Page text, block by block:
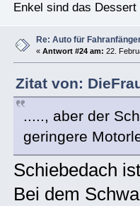
Enkel sind das Dessert
Re: Auto für
« Antwort #24 am: 22.
Zitat von:
....., aber der
geringere
Schiebedach
Bei dem